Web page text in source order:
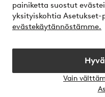
painiketta suostut
yksityiskohtia Asetukset-
evästekäytännöstämme.
Vain